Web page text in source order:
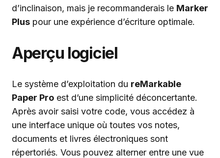
d’inclinaison, mais je recommanderais le Marker
Plus pour une expérience d’écriture optimale.
Aperçu logiciel
Le système d’exploitation du reMarkable
Paper Pro est d’une simplicité déconcertante.
Après avoir saisi votre code, vous accédez à
une interface unique où toutes vos notes,
documents et livres électroniques sont
répertoriés. Vous pouvez alterner entre une vue